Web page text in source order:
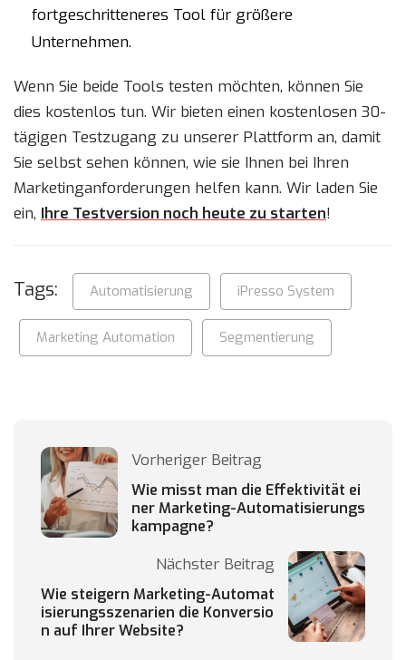
fortgeschritteneres Tool für größere
Unternehmen.
Wenn Sie beide Tools testen möchten, können Sie
dies kostenlos tun. Wir bieten einen kostenlosen 30-
tägigen Testzugang zu unserer Plattform an, damit
Sie selbst sehen können, wie sie Ihnen bei Ihren
Marketinganforderungen helfen kann. Wir laden Sie
ein, Ihre Testversion noch heute zu starten!
Tags: Automatisierung iPresso System
Marketing Automation Segmentierung
Vorheriger Beitrag
Wie misst man die Effektivität ei
ner Marketing-Automatisierungs
kampagne?
Nächster Beitrag
Wie steigern Marketing-Automat
isierungsszenarien die Konversio
n auf Ihrer Website?